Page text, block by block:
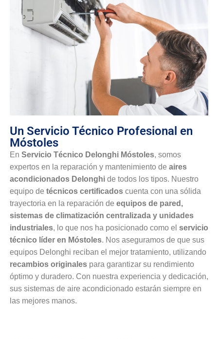
Un Servicio Técnico Profesional en
Móstoles
En Servicio Técnico Delonghi Móstoles, somos
expertos en la reparación y mantenimiento de aires
acondicionados Delonghi de todos los tipos. Nuestro
equipo de técnicos certificados cuenta con una sólida
trayectoria en la reparación de equipos de pared,
sistemas de climatización centralizada y unidades
industriales, lo que nos ha posicionado como el servicio
técnico líder en Móstoles. Nos aseguramos de que sus
equipos Delonghi reciban el mejor tratamiento, utilizando
recambios originales para garantizar su rendimiento
óptimo y duradero. Con nuestra experiencia y dedicación,
sus sistemas de aire acondicionado estarán siempre en
las mejores manos.